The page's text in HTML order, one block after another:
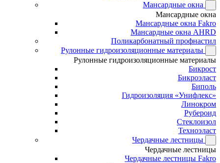
Мансардные окна
Мансардные окна
Мансардные окна Fakro
Мансардные окна AHRD
Поликарбонатный профнастил
Рулонные гидроизоляционные материалы
Рулонные гидроизоляционные материалы
Бикрост
Бикроэласт
Биполь
Гидроизоляция «Унифлекс»
Линокром
Рубероид
Стеклоизол
Техноэласт
Чердачные лестницы
Чердачные лестницы
Чердачные лестницы Fakro